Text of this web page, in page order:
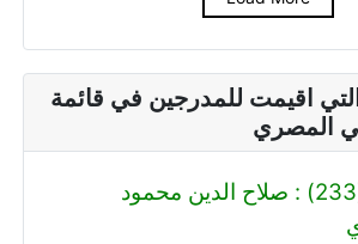
اقيمت للمدرجين في قائمة
المصري
المراسم رقم (233) : صلاح الدين محمود